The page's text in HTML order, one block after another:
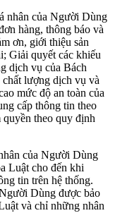
nhân của Người Dùng
hàng, thông báo và
ơn, giới thiệu sản
Giải quyết các khiếu
dịch vụ của Bách
lượng dịch vụ và
mức độ an toàn của
cấp thông tin theo
quyền theo quy định
của Người Dùng
Luật cho đến khi
tin trên hệ thống.
Dùng được bảo
và chỉ những nhân